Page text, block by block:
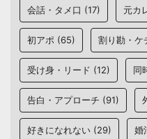
会話・タメ口 (17) 元カ
初アポ (65) 割り勘・ケ
受け身・リード (12) 同
告白・アプローチ (91)
好きになれない (29) 婚